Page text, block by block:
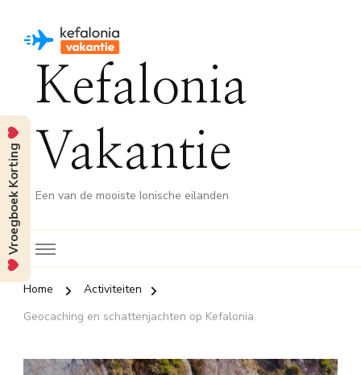
Kefalonia
Vakantie
Een van de mooiste Ionische eilanden
Home
Activiteiten
Geocaching en schattenjachten op Kefalonia
Vroegboek Korting